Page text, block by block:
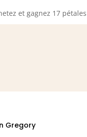
et gagnez 17
Gregory